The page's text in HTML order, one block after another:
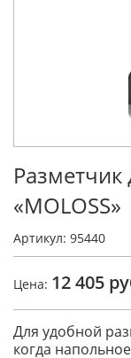
Разметчик
«MOLOSS»
Артикул: 95440
Цена: 12 405
Для удобной
когда